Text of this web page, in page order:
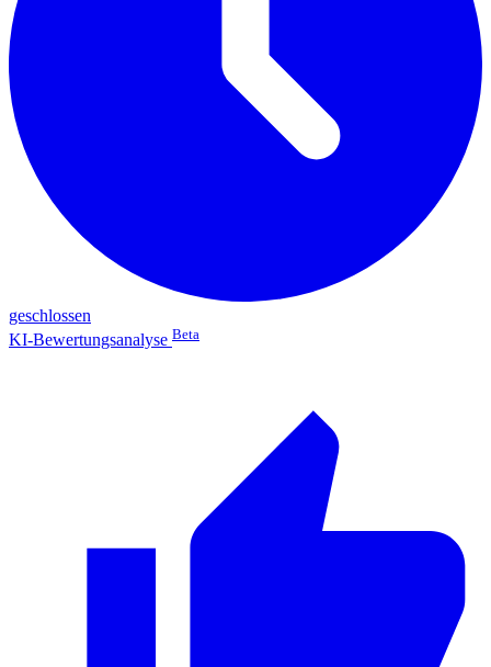
geschlossen
KI-Bewertungsanalyse Beta